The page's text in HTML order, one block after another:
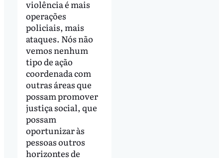
violência é mais
operações
policiais, mais
ataques. Nós não
vemos nenhum
tipo de ação
coordenada com
outras áreas que
possam promover
justiça social, que
possam
oportunizar às
pessoas outros
horizontes de